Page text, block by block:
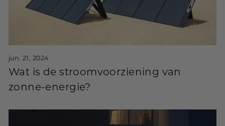
jun. 21, 2024
Wat is de stroomvoorziening van
zonne-energie?